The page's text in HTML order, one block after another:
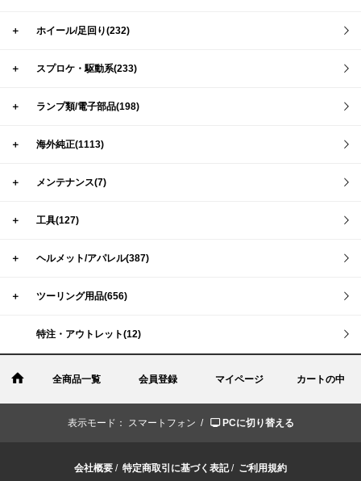
＋ ホイール/足回り(232)
＋ スプロケ・駆動系(233)
＋ ランプ類/電子部品(198)
＋ 海外純正(1113)
＋ メンテナンス(7)
＋ 工具(127)
＋ ヘルメット/アパレル(387)
＋ ツーリング用品(656)
特注・アウトレット(12)
全商品一覧 会員登録 マイページ カートの中
表示モード： スマートフォン / PCに切り替える
会社概要 / 特定商取引に基づく表記/ ご利用規約